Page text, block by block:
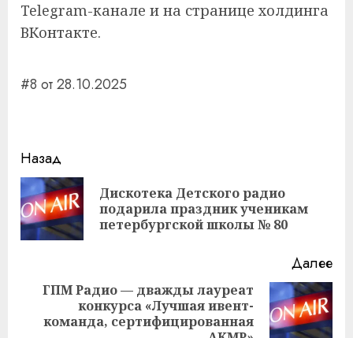
Telegram-канале и на странице холдинга
ВКонтакте.
#8 от 28.10.2025
Навигация
записи
Назад
Дискотека Детского радио
подарила праздник ученикам
петербургской школы № 80
Далее
Следующая
запись:
ГПМ Радио — дважды лауреат
конкурса «Лучшая ивент-
команда, сертифицированная